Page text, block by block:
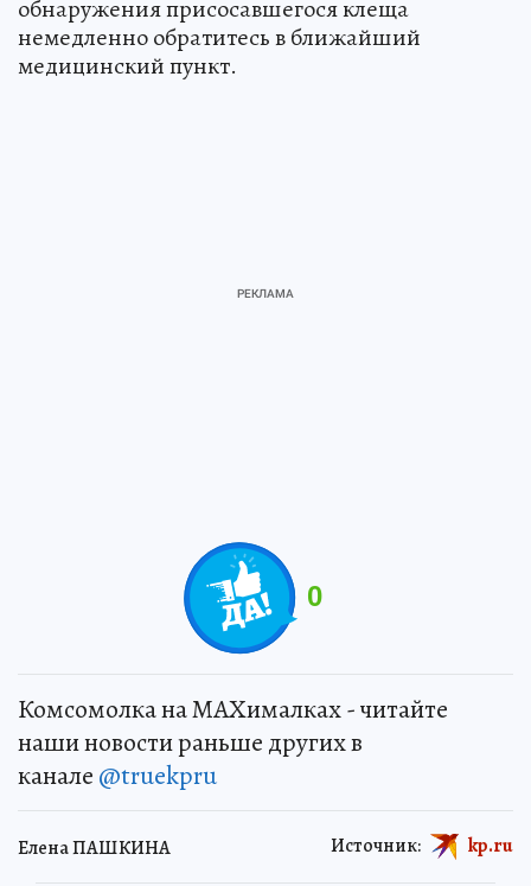
обнаружения присосавшегося клеща
немедленно обратитесь в ближайший
медицинский пункт.
0
Комсомолка на MAXималках - читайте
наши новости раньше других в
канале @truekpru
Елена ПАШКИНА Источник: kp.ru